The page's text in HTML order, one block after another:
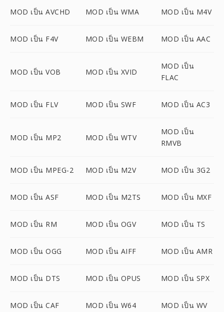
MOD เป็น AVCHD MOD เป็น WMA MOD เป็น M4V
MOD เป็น F4V MOD เป็น WEBM MOD เป็น AAC
MOD เป็น VOB MOD เป็น XVID
MOD เป็น
FLAC
MOD เป็น FLV MOD เป็น SWF MOD เป็น AC3
MOD เป็น MP2 MOD เป็น WTV
MOD เป็น
RMVB
MOD เป็น MPEG-2 MOD เป็น M2V MOD เป็น 3G2
MOD เป็น ASF MOD เป็น M2TS MOD เป็น MXF
MOD เป็น RM MOD เป็น OGV MOD เป็น TS
MOD เป็น OGG MOD เป็น AIFF MOD เป็น AMR
MOD เป็น DTS MOD เป็น OPUS MOD เป็น SPX
MOD เป็น CAF MOD เป็น W64 MOD เป็น WV